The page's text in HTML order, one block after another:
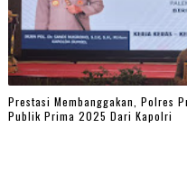
Prestasi Membanggakan, Polres
Publik Prima 2025 Dari Kapolri